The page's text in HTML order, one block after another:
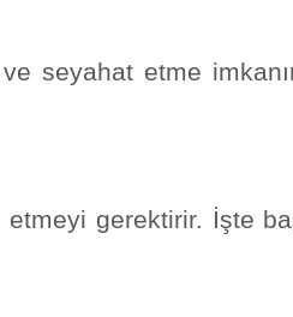
seyahat etme
gerektirir. İşte